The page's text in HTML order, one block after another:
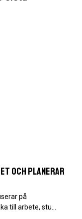
och planerar
på
till arbete, stu…